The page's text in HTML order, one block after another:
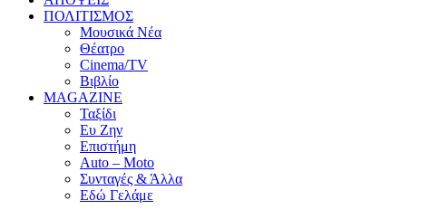
ΠΟΛΙΤΙΣΜΟΣ
Μουσικά Νέα
Θέατρο
Cinema/TV
Βιβλίο
MAGAZINE
Ταξίδι
Ευ Ζην
Επιστήμη
Auto – Moto
Συνταγές & Άλλα
Εδώ Γελάμε